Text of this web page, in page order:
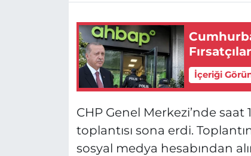
İçeriği
CHP Genel Merkezi’nde
toplantısı sona erdi.
sosyal medya hesabından